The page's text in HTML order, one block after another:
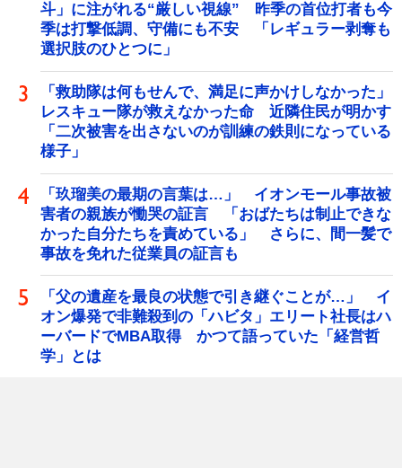
斗」に注がれる“厳しい視線” 昨季の首位打者も今
季は打撃低調、守備にも不安 「レギュラー剥奪も
選択肢のひとつに」
「救助隊は何もせんで、満足に声かけしなかった」
レスキュー隊が救えなかった命 近隣住民が明かす
「二次被害を出さないのが訓練の鉄則になっている
様子」
「玖瑠美の最期の言葉は…」 イオンモール事故被
害者の親族が慟哭の証言 「おばたちは制止できな
かった自分たちを責めている」 さらに、間一髪で
事故を免れた従業員の証言も
「父の遺産を最良の状態で引き継ぐことが…」 イ
オン爆発で非難殺到の「ハビタ」エリート社長はハ
ーバードでMBA取得 かつて語っていた「経営哲
学」とは